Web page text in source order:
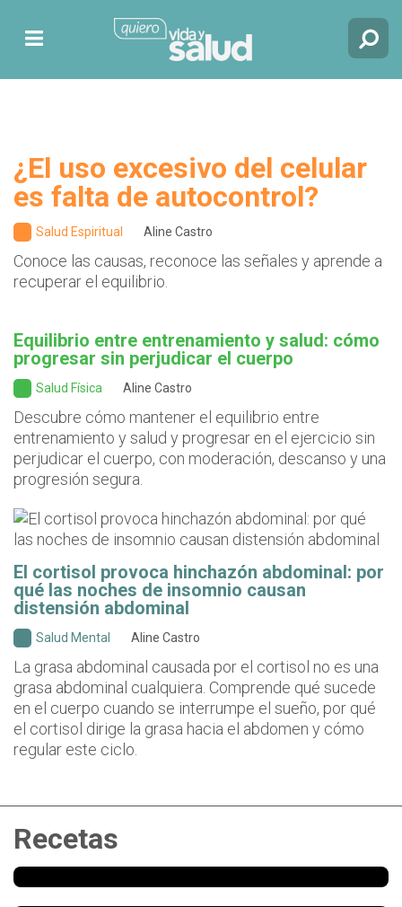
¿El uso excesivo del celular
es falta de autocontrol?
Salud Espiritual Aline Castro
Conoce las causas, reconoce las señales y aprende a
recuperar el equilibrio.
Equilibrio entre entrenamiento y salud: cómo
progresar sin perjudicar el cuerpo
Salud Física Aline Castro
Descubre cómo mantener el equilibrio entre
entrenamiento y salud y progresar en el ejercicio sin
perjudicar el cuerpo, con moderación, descanso y una
progresión segura.
El cortisol provoca hinchazón abdominal: por
qué las noches de insomnio causan
distensión abdominal
Salud Mental Aline Castro
La grasa abdominal causada por el cortisol no es una
grasa abdominal cualquiera. Comprende qué sucede
en el cuerpo cuando se interrumpe el sueño, por qué
el cortisol dirige la grasa hacia el abdomen y cómo
regular este ciclo.
Recetas